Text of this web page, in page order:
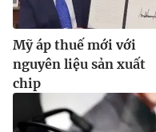
Mỹ áp thuế mới với
nguyên liệu sản xuất
chip